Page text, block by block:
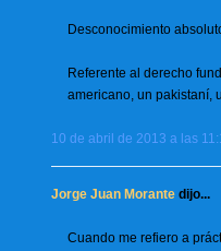
Desconocimiento
Referente al derecho
americano, un pakistaní,
10 de abril de 2013 a las
Jorge Juan Morante dijo...
Cuando me refiero a